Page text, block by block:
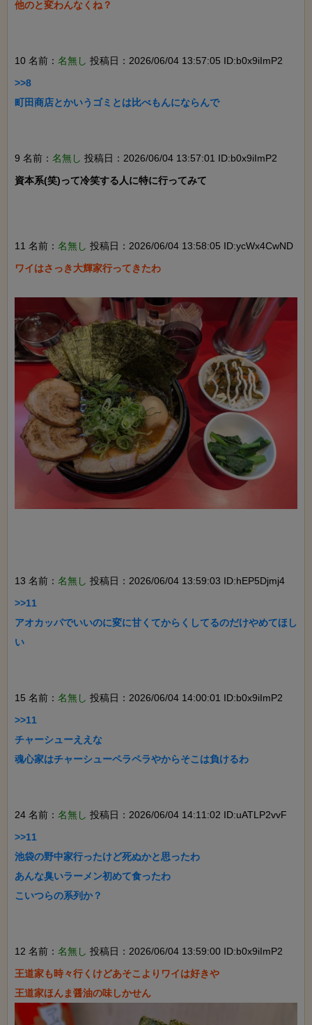
他のと変わんなくね？
10 名前： 名無し 投稿日：2026/06/04 13:57:05 ID:b0x9iImP2
>>8
町田商店とかいうゴミとは比べもんにならんで
9 名前： 名無し 投稿日：2026/06/04 13:57:01 ID:b0x9iImP2
資本系(笑)って冷笑する人に特に行ってみて
11 名前： 名無し 投稿日：2026/06/04 13:58:05 ID:ycWx4CwND
ワイはさっき大輝家行ってきたわ
13 名前： 名無し 投稿日：2026/06/04 13:59:03 ID:hEP5Djmj4
>>11
アオカッパでいいのに変に甘くてからくしてるのだけやめてほし
い
15 名前： 名無し 投稿日：2026/06/04 14:00:01 ID:b0x9iImP2
>>11
チャーシューええな
魂心家はチャーシューペラペラやからそこは負けるわ
24 名前： 名無し 投稿日：2026/06/04 14:11:02 ID:uATLP2vvF
>>11
池袋の野中家行ったけど死ぬかと思ったわ
あんな臭いラーメン初めて食ったわ
こいつらの系列か？
12 名前： 名無し 投稿日：2026/06/04 13:59:00 ID:b0x9iImP2
王道家も時々行くけどあそこよりワイは好きや